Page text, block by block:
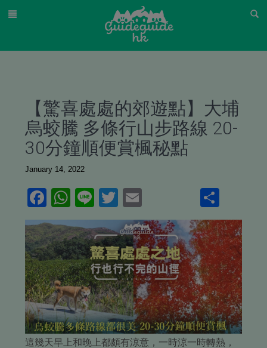
【驚喜處處的郊遊點】大埔
烏蛟騰 多條行山步路線 20-
30分鐘順便賞楓秘點
January 14, 2022
Facebook
WhatsApp
LineTwitter
這幾天早上和晚上都頗有涼意，一時涼一時轉熱，